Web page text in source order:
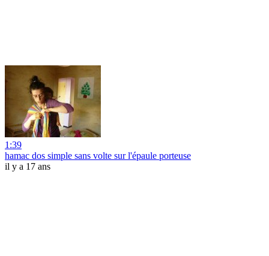
1:39
hamac dos simple sans volte sur l'épaule porteuse
il y a 17 ans